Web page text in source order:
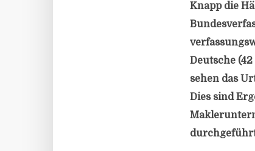
Knapp die
Deutsche
sehen das
Dies sind